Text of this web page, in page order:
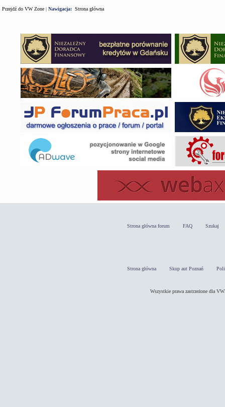
Przejdź do VW Zone | Nawigacja: Strona główna
Strona główna forum FAQ Szukaj
Strona główna Skup aut Poznań
Wszystkie prawa zastrzeżone dla